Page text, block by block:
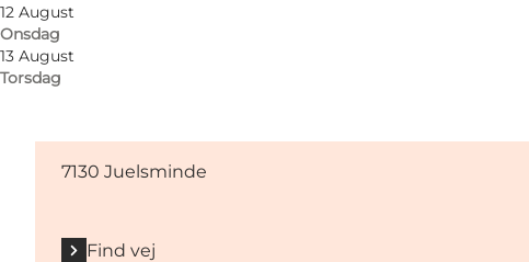
12 August
Onsdag
13 August
Torsdag
7130 Juelsminde
Find vej